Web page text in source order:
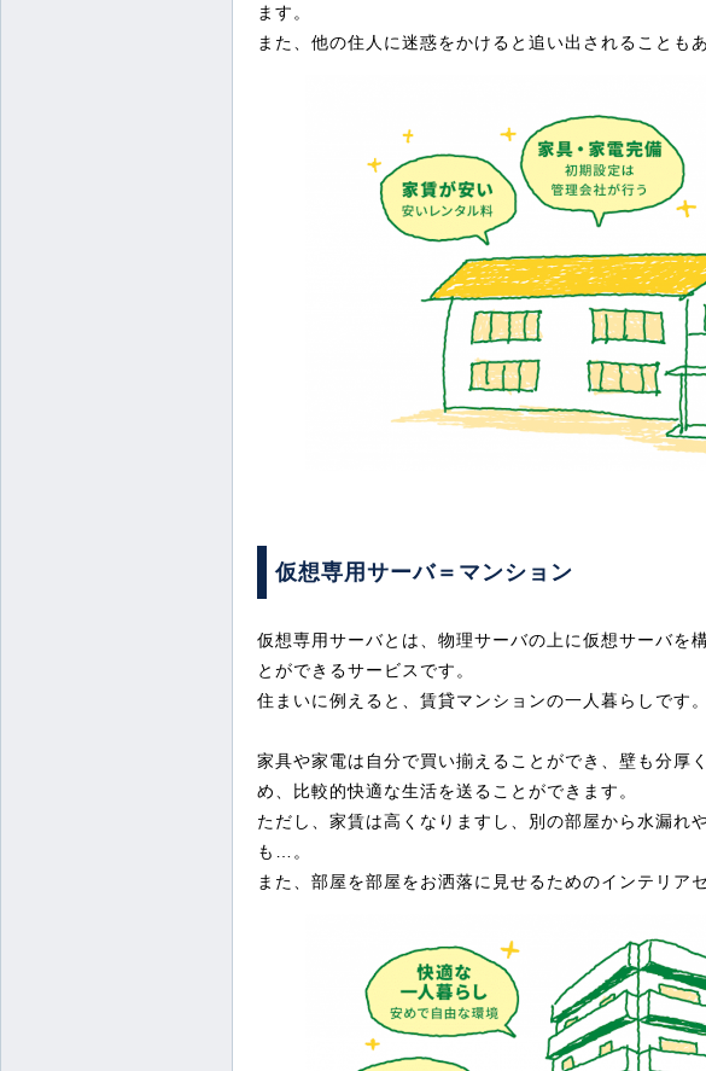
ます。
また、他の住人に迷惑をかけると追い出されることも
仮想専用サーバ＝マンション
仮想専用サーバとは、物理サーバの上に仮想サーバを
とができるサービスです。
住まいに例えると、賃貸マンションの一人暮らしです。
家具や家電は自分で買い揃えることができ、壁も分厚
め、比較的快適な生活を送ることができます。
ただし、家賃は高くなりますし、別の部屋から水漏れ
も…。
また、部屋を部屋をお洒落に見せるためのインテリア